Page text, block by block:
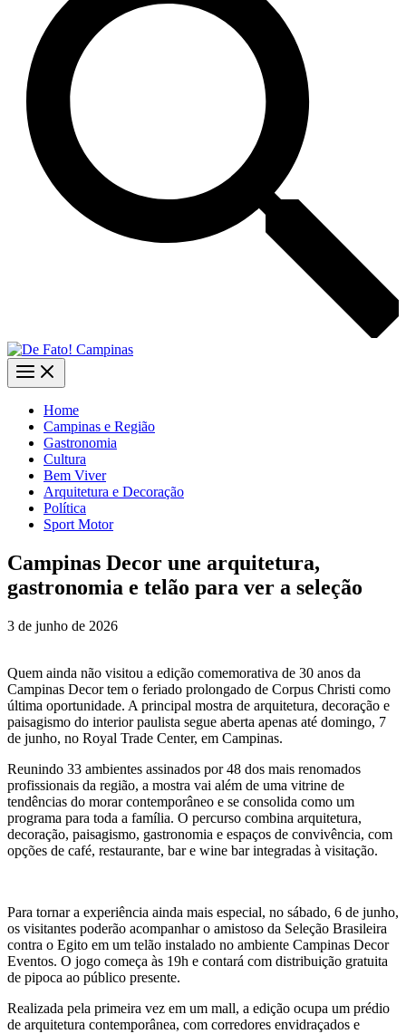
Home
Campinas e Região
Gastronomia
Cultura
Bem Viver
Arquitetura e Decoração
Política
Sport Motor
Campinas Decor une arquitetura,
gastronomia e telão para ver a seleção
3 de junho de 2026
Quem ainda não visitou a edição comemorativa de 30 anos da
Campinas Decor tem o feriado prolongado de Corpus Christi como
última oportunidade. A principal mostra de arquitetura, decoração e
paisagismo do interior paulista segue aberta apenas até domingo, 7
de junho, no Royal Trade Center, em Campinas.
Reunindo 33 ambientes assinados por 48 dos mais renomados
profissionais da região, a mostra vai além de uma vitrine de
tendências do morar contemporâneo e se consolida como um
programa para toda a família. O percurso combina arquitetura,
decoração, paisagismo, gastronomia e espaços de convivência, com
opções de café, restaurante, bar e wine bar integradas à visitação.
Para tornar a experiência ainda mais especial, no sábado, 6 de junho,
os visitantes poderão acompanhar o amistoso da Seleção Brasileira
contra o Egito em um telão instalado no ambiente Campinas Decor
Eventos. O jogo começa às 19h e contará com distribuição gratuita
de pipoca ao público presente.
Realizada pela primeira vez em um mall, a edição ocupa um prédio
de arquitetura contemporânea, com corredores envidraçados e